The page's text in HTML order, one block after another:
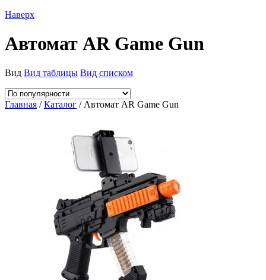
Наверх
Автомат AR Game Gun
Вид Вид таблицы Вид списком
Главная /Каталог / Автомат AR Game Gun